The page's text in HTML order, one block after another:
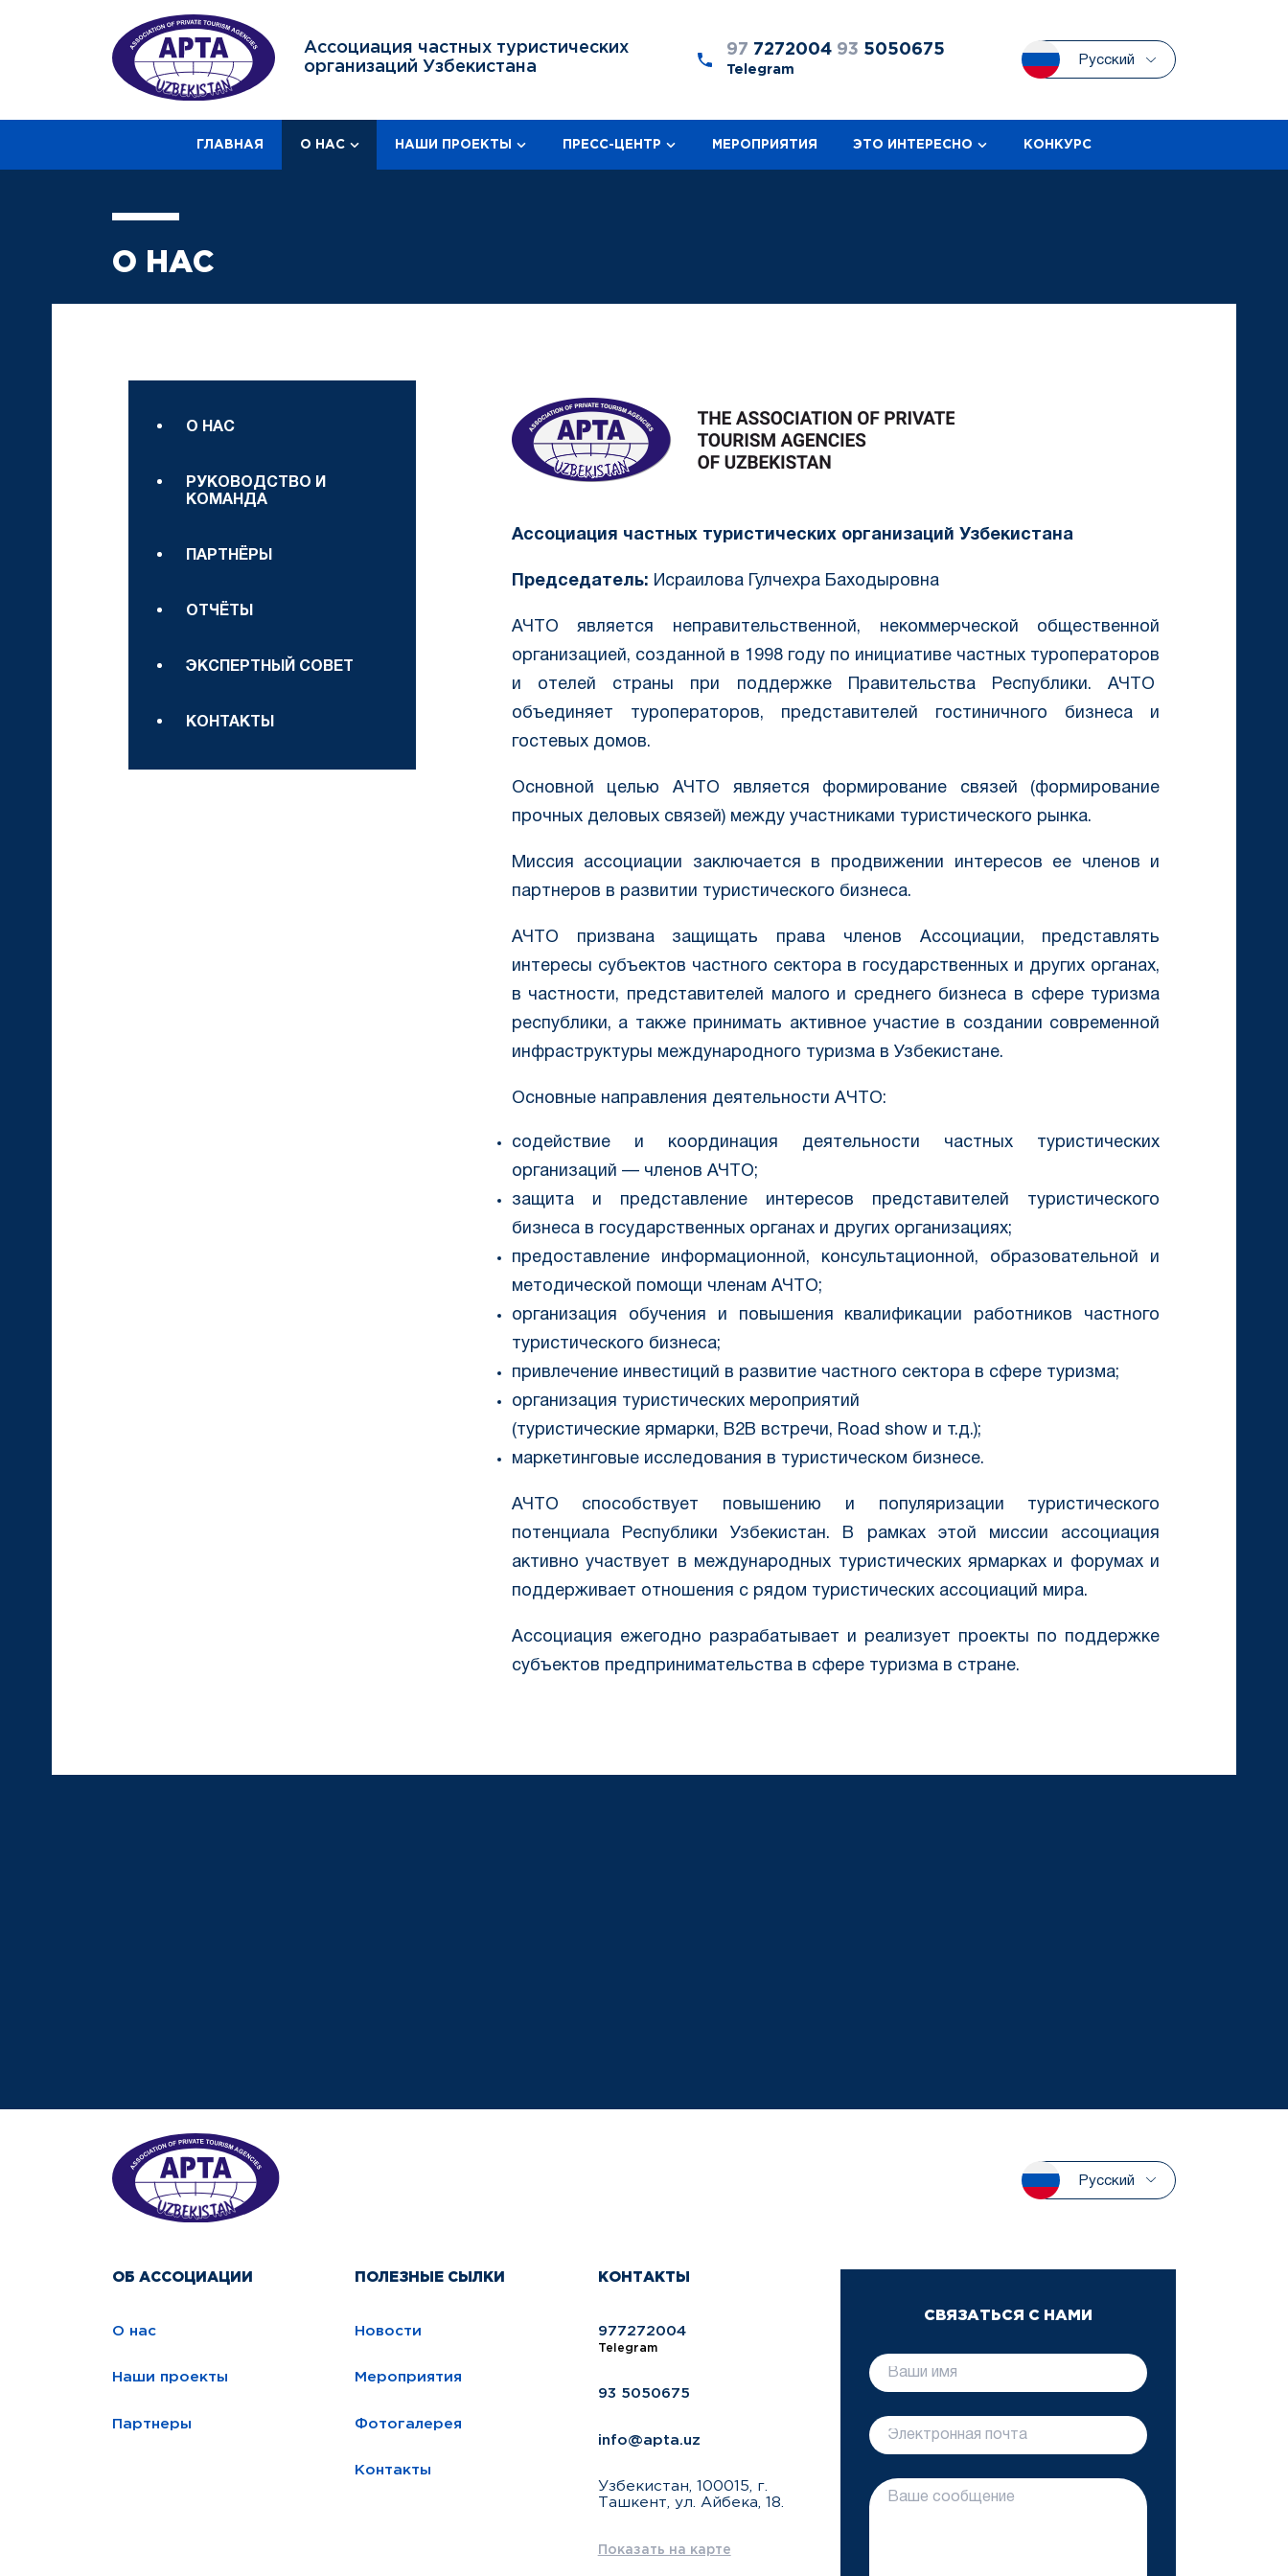
Ассоциация частных туристических
организаций Узбекистана
97 7272004 93 5050675
Telegram
Русский
ГЛАВНАЯ О НАС НАШИ ПРОЕКТЫ ПРЕСС-ЦЕНТР МЕРОПРИЯТИЯ ЭТО ИНТЕРЕСНО КОНКУРС
О НАС
О НАС
РУКОВОДСТВО И
КОМАНДА
ПАРТНЁРЫ
ОТЧЁТЫ
ЭКСПЕРТНЫЙ СОВЕТ
КОНТАКТЫ
Ассоциация частных туристических организаций Узбекистана
Председатель: Исраилова Гулчехра Баходыровна
АЧТО является неправительственной, некоммерческой общественной
организацией, созданной в 1998 году по инициативе частных туроператоров
и отелей страны при поддержке Правительства Республики. АЧТО
объединяет туроператоров, представителей гостиничного бизнеса и
гостевых домов.
Основной целью АЧТО является формирование связей (формирование
прочных деловых связей) между участниками туристического рынка.
Миссия ассоциации заключается в продвижении интересов ее членов и
партнеров в развитии туристического бизнеса.
АЧТО призвана защищать права членов Ассоциации, представлять
интересы субъектов частного сектора в государственных и других органах,
в частности, представителей малого и среднего бизнеса в сфере туризма
республики, а также принимать активное участие в создании современной
инфраструктуры международного туризма в Узбекистане.
Основные направления деятельности AЧТО:
содействие и координация деятельности частных туристических
организаций — членов АЧТО;
защита и представление интересов представителей туристического
бизнеса в государственных органах и других организациях;
предоставление информационной, консультационной, образовательной и
методической помощи членам АЧТО;
организация обучения и повышения квалификации работников частного
туристического бизнеса;
привлечение инвестиций в развитие частного сектора в сфере туризма;
организация туристических мероприятий
(туристические ярмарки, B2B встречи, Road show и т.д.);
маркетинговые исследования в туристическом бизнесе.
АЧТО способствует повышению и популяризации туристического
потенциала Республики Узбекистан. В рамках этой миссии ассоциация
активно участвует в международных туристических ярмарках и форумах и
поддерживает отношения с рядом туристических ассоциаций мира.
Ассоциация ежегодно разрабатывает и реализует проекты по поддержке
субъектов предпринимательства в сфере туризма в стране.
Русский
ОБ АССОЦИАЦИИ
О нас
Наши проекты
Партнеры
ПОЛЕЗНЫЕ СЫЛКИ
Новости
Мероприятия
Фотогалерея
Контакты
КОНТАКТЫ
977272004
Telegram
93 5050675
info@apta.uz
Узбекистан, 100015, г.
Ташкент, ул. Айбека, 18.
Показать на карте
СВЯЗАТЬСЯ С НАМИ